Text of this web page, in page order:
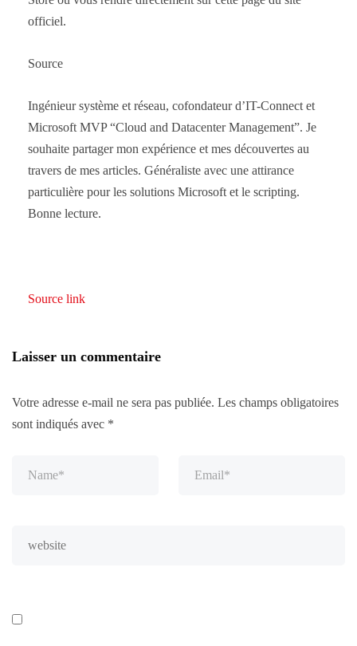
officiel.
Source
Ingénieur système et réseau, cofondateur d’IT-Connect et
Microsoft MVP “Cloud and Datacenter Management”. Je
souhaite partager mon expérience et mes découvertes au
travers de mes articles. Généraliste avec une attirance
particulière pour les solutions Microsoft et le scripting.
Bonne lecture.
Source link
Laisser un commentaire
Votre adresse e-mail ne sera pas publiée. Les champs obligatoires
sont indiqués avec *